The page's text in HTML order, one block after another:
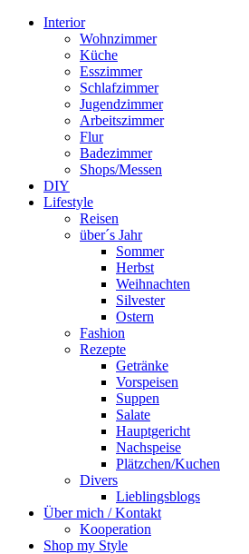
Interior
Wohnzimmer
Küche
Esszimmer
Schlafzimmer
Jugendzimmer
Arbeitszimmer
Flur
Badezimmer
Shops/Messen
DIY
Lifestyle
Reisen
über´s Jahr
Sommer
Herbst
Weihnachten
Silvester
Ostern
Fashion
Rezepte
Getränke
Vorspeisen
Suppen
Salate
Hauptgericht
Nachspeise
Plätzchen/Kuchen
Divers
Lieblingsblogs
Über mich / Kontakt
Kooperation
Shop my Style